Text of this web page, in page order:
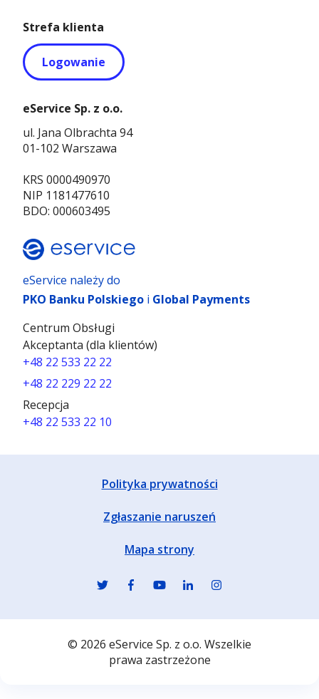
eService należy do
PKO Banku Polskiego i Global Payments
Centrum Obsługi
Akceptanta (dla klientów)
+48 22 533 22 22
+48 22 229 22 22
Recepcja
+48 22 533 22 10
Strefa klienta
Logowanie
eService Sp. z o.o.
ul. Jana Olbrachta 94
01-102 Warszawa
KRS 0000490970
NIP 1181477610
BDO: 000603495
Polityka prywatności
Zgłaszanie naruszeń
Mapa strony
© 2026 eService Sp. z o.o. Wszelkie
prawa zastrzeżone